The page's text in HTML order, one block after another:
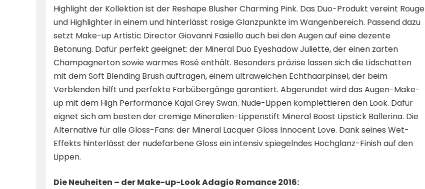
Highlight der Kollektion ist der Reshape Blusher Charming Pink. Das Duo-Produkt vereint Rouge
und Highlighter in einem und hinterlässt rosige Glanzpunkte im Wangenbereich. Passend dazu
setzt Make-up Artistic Director Giovanni Fasiello auch bei den Augen auf eine dezente
Betonung. Dafür perfekt geeignet: der Mineral Duo Eyeshadow Juliette, der einen zarten
Champagnerton sowie warmes Rosé enthält. Besonders präzise lassen sich die Lidschatten
mit dem Soft Blending Brush auftragen, einem ultraweichen Echthaarpinsel, der beim
Verblenden hilft und perfekte Farbübergänge garantiert. Abgerundet wird das Augen-Make-
up mit dem High Performance Kajal Grey Swan. Nude-Lippen komplettieren den Look. Dafür
eignet sich am besten der cremige Mineralien-Lippenstift Mineral Boost Lipstick Ballerina. Die
Alternative für alle Gloss-Fans: der Mineral Lacquer Gloss Innocent Love. Dank seines Wet-
Effekts hinterlässt der nudefarbene Gloss ein intensiv spiegelndes Hochglanz-Finish auf den
Lippen.
Die Neuheiten – der Make-up-Look Adagio Romance 2016: